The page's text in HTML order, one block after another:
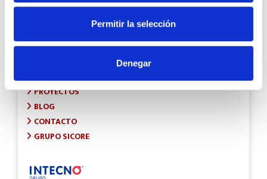
Permitir la selección
Denegar
INICIO
PROYECTOS
BLOG
CONTACTO
GRUPO SICORE